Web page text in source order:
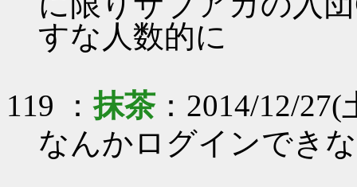
すな人数的に
119 ：抹茶 ：2014/12/
なんかログインでき